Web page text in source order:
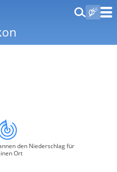
den Niederschlag für
Ort